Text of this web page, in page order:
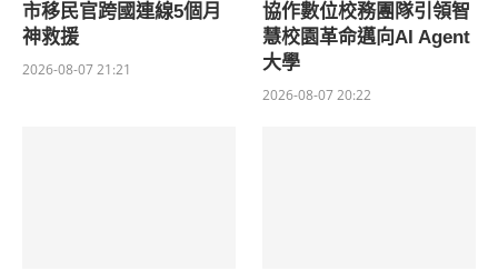
市移民官跨國連線5個月
神救援
2026-08-07 21:21
協作數位校務團隊引領智
慧校園革命邁向AI Agent
大學
2026-08-07 20:22